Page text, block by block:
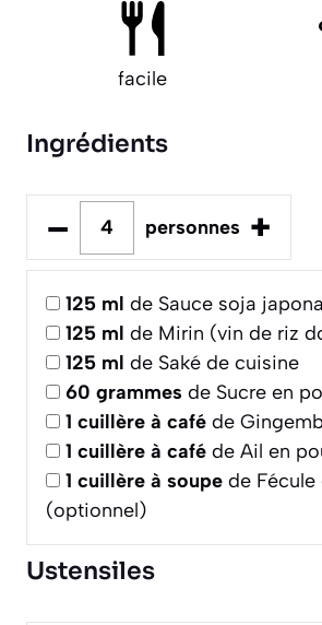
facile
Ingrédients
– personnes +
125 ml de Sauce soja
125 ml de Mirin (vin de riz
125 ml de Saké de cuisine
60 grammes de Sucre en
1 cuillère à café de
1 cuillère à café de Ail en
1 cuillère à soupe de Fécule
(optionnel)
Ustensiles